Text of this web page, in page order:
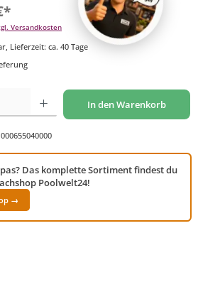
Versandkosten
Lieferzeit: ca. 40 Tage
den gewünschten Wert ein oder benutze die Schaltflächen um
In den Warenkorb
000655040000
Das komplette Sortiment findest du
Poolwelt24!
→